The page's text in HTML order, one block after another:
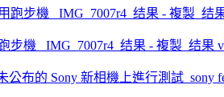
機 _IMG_7007r4_结果 - 複製_结果